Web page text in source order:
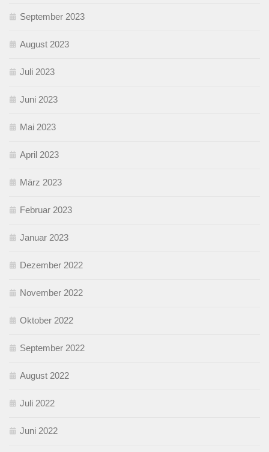
September 2023
August 2023
Juli 2023
Juni 2023
Mai 2023
April 2023
März 2023
Februar 2023
Januar 2023
Dezember 2022
November 2022
Oktober 2022
September 2022
August 2022
Juli 2022
Juni 2022